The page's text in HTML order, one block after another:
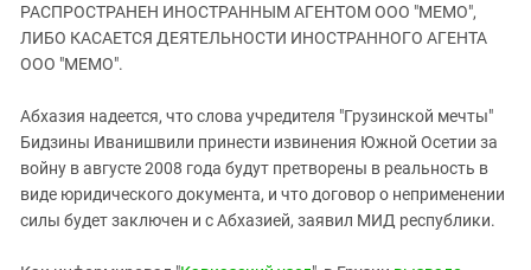
Российская Федерация
Северная Осетия - Алания
СКФО
Ставропольский край
РАСПРОСТРАНЕН ИНОСТРАННЫМ АГЕНТОМ ООО "МЕМО",
ЛИБО КАСАЕТСЯ ДЕЯТЕЛЬНОСТИ ИНОСТРАННОГО АГЕНТА
ООО "МЕМО".
Абхазия надеется, что слова учредителя "Грузинской мечты"
Бидзины Иванишвили принести извинения Южной Осетии за
войну в августе 2008 года будут претворены в реальность в
виде юридического документа, и что договор о неприменении
силы будет заключен и с Абхазией, заявил МИД республики.